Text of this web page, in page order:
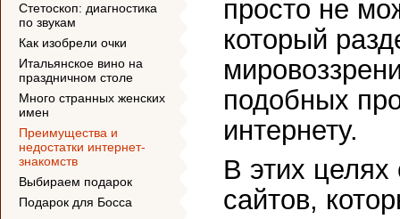
Cтетоскоп: диагностика
по звукам
Как изобрели очки
Итальянское вино на
праздничном столе
Много странных женских
имен
Преимущества и
недостатки интернет-
знакомств
Выбираем подарок
Подарок для Босса
просто не
который
подобных
интернету.
В этих
сайтов,